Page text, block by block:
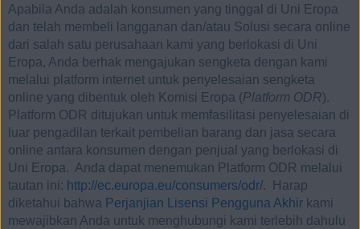
Apabila Anda adalah konsumen yang tinggal di Uni Eropa
dan telah membeli langganan dan/atau Solusi secara online
dari salah satu perusahaan kami yang berlokasi di Uni
Eropa, Anda berhak mengajukan sengketa dengan kami
melalui platform internet untuk penyelesaian sengketa
online yang dibentuk oleh Komisi Eropa (Platform ODR).
Platform ODR ditujukan untuk memfasilitasi penyelesaian di
luar pengadilan terkait pembelian barang dan jasa secara
online antara konsumen dengan penjual yang berlokasi di
Uni Eropa. Anda dapat menemukan Platform ODR melalui
tautan ini: http://ec.europa.eu/consumers/odr/. Harap
diketahui bahwa Perjanjian Lisensi Pengguna Akhir kami
mewajibkan Anda untuk menghubungi kami terlebih dahulu